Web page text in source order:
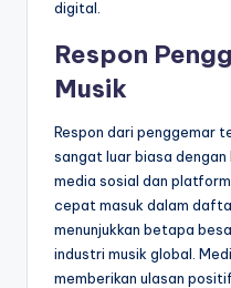
digital.
Respon
Musik
Respon dari penggemar
sangat luar biasa
media sosial dan
cepat masuk dalam
menunjukkan betapa
industri musik global.
memberikan ulasan